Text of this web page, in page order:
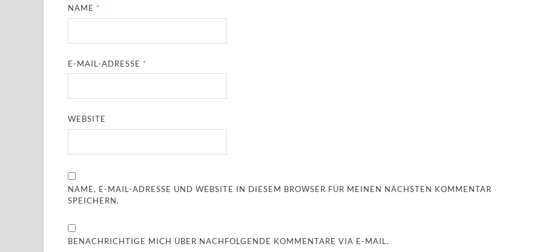
NAME *
E-MAIL-ADRESSE *
WEBSITE
NAME, E-MAIL-ADRESSE UND WEBSITE IN DIESEM BROWSER FÜR MEINEN NÄCHSTEN KOMMENTAR
SPEICHERN.
BENACHRICHTIGE MICH ÜBER NACHFOLGENDE KOMMENTARE VIA E-MAIL.